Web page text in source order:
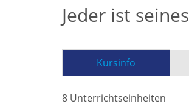
Jeder ist
Kursinfo
8 Unterrichtseinheiten